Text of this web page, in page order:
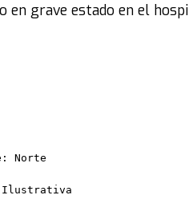
en grave estado en el
Norte
Ilustrativa